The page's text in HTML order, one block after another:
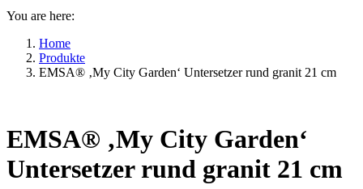
You are here:
Home
Produkte
EMSA® ‚My City Garden‘ Untersetzer rund granit 21 cm
EMSA® ‚My City Garden‘
Untersetzer rund granit 21 cm